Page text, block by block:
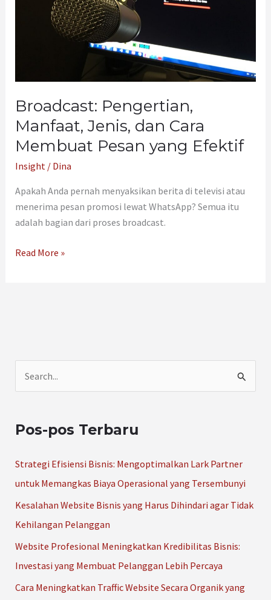
Broadcast: Pengertian,
Manfaat, Jenis, dan Cara
Membuat Pesan yang Efektif
Insight/ Dina
Apakah Anda pernah menyaksikan berita di televisi atau
menerima pesan promosi lewat WhatsApp? Semua itu
adalah bagian dari proses broadcast.
Membuat
Read More »
iPos-pos Terbaru
Strategi Efisiensi Bisnis: Mengoptimalkan Lark Partner
untuk Memangkas Biaya Operasional yang Tersembunyi
Kesalahan Website Bisnis yang Harus Dihindari agar Tidak
Kehilangan Pelanggan
Website Profesional Meningkatkan Kredibilitas Bisnis:
Investasi yang Membuat Pelanggan Lebih Percaya
Cara Meningkatkan Traffic Website Secara Organik yang